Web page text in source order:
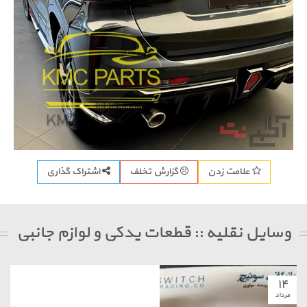
علامت زدن گزارش تخلف اشتراک گذاری
نقلیه :: قطعات یدکی و لوازم جانبی